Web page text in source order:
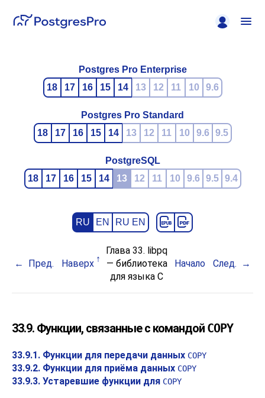
Postgres Pro Enterprise
18
17 16 15 14 13 12 11 10 9.6
Postgres Pro Standard
18
17 16 15 14 13 12 11 10 9.6 9.5
PostgreSQL
18
17 16 15 14 13 12 11 10 9.6 9.5 9.4
RU EN RU EN
Пред. Наверх
Глава 33. libpq
— библиотека
для языка C
Начало След.
33.9. Функции, связанные с командой COPY
33.9.1. Функции для передачи данных COPY
33.9.2. Функции для приёма данных COPY
33.9.3. Устаревшие функции для COPY